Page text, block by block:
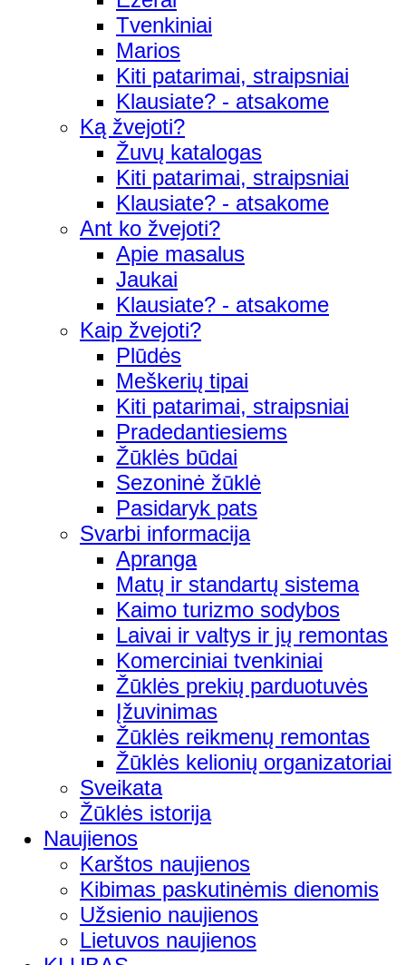
Tvenkiniai
Marios
Kiti patarimai, straipsniai
Klausiate? - atsakome
Ką žvejoti?
Žuvų katalogas
Kiti patarimai, straipsniai
Klausiate? - atsakome
Ant ko žvejoti?
Apie masalus
Jaukai
Klausiate? - atsakome
Kaip žvejoti?
Plūdės
Meškerių tipai
Kiti patarimai, straipsniai
Pradedantiesiems
Žūklės būdai
Sezoninė žūklė
Pasidaryk pats
Svarbi informacija
Apranga
Matų ir standartų sistema
Kaimo turizmo sodybos
Laivai ir valtys ir jų remontas
Komerciniai tvenkiniai
Žūklės prekių parduotuvės
Įžuvinimas
Žūklės reikmenų remontas
Žūklės kelionių organizatoriai
Sveikata
Žūklės istorija
Naujienos
Karštos naujienos
Kibimas paskutinėmis dienomis
Užsienio naujienos
Lietuvos naujienos